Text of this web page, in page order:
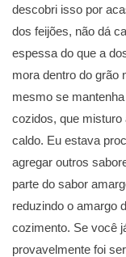
descobri isso por
dos feijões, não dá
espessa do que a
mora dentro do grão
mesmo se
cozidos, que misturo
caldo. Eu estava
agregar outros
parte do sabor
reduzindo o amargo
cozimento. Se você
provavelmente foi